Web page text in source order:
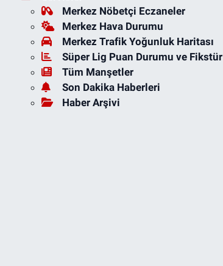
Merkez Nöbetçi Eczaneler
Merkez Hava Durumu
Merkez Trafik Yoğunluk Haritası
Süper Lig Puan Durumu ve Fikstür
Tüm Manşetler
Son Dakika Haberleri
Haber Arşivi